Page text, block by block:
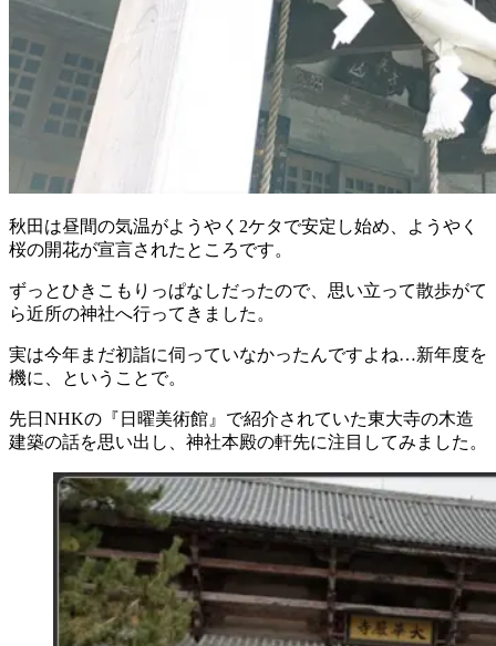
秋田は昼間の気温がようやく2ケタで安定し始め、ようやく
桜の開花が宣言されたところです。
ずっとひきこもりっぱなしだったので、思い立って散歩がて
ら近所の神社へ行ってきました。
実は今年まだ初詣に伺っていなかったんですよね…新年度を
機に、ということで。
先日NHKの『日曜美術館』で紹介されていた東大寺の木造
建築の話を思い出し、神社本殿の軒先に注目してみました。